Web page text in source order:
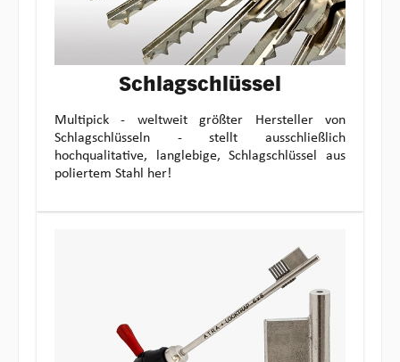
Schlagschlüssel
Multipick - weltweit größter Hersteller von
Schlagschlüsseln - stellt ausschließlich
hochqualitative, langlebige, Schlagschlüssel aus
poliertem Stahl her!